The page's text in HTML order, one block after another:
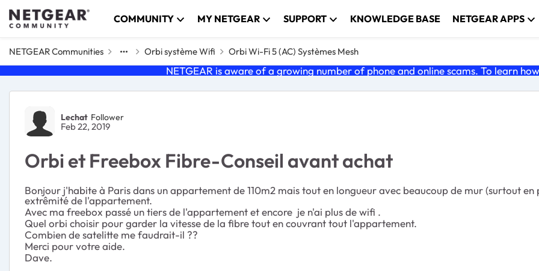
Skip to content COMMUNITY MY NETGEAR SUPPORT KNOWLEDGE BASE NETGEAR APPS
NETGEAR Communities Orbi système Wifi Orbi Wi-Fi 5 (AC) Systèmes Mesh
NETGEAR is aware of a growing number of phone and online scams. To learn
Forum Discussion
Lechat Follower
Feb 22, 2019
Orbi et Freebox Fibre-Conseil avant achat
Bonjour j'habite à Paris dans un appartement de 110m2 mais tout en longueur avec beaucoup de mur (surtout
extrêmité de l'appartement.
Avec ma freebox passé un tiers de l'appartement et encore je n'ai plus de wifi .
Quel orbi choisir pour garder la vitesse de la fibre tout en couvrant tout l'appartement.
Combien de satelitte me faudrait-il ??
Merci pour votre aide.
Dave.